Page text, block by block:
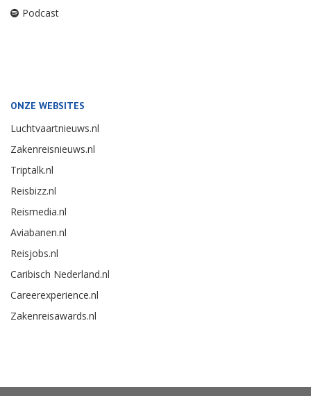
Podcast
ONZE WEBSITES
Luchtvaartnieuws.nl
Zakenreisnieuws.nl
Triptalk.nl
Reisbizz.nl
Reismedia.nl
Aviabanen.nl
Reisjobs.nl
Caribisch Nederland.nl
Careerexperience.nl
Zakenreisawards.nl